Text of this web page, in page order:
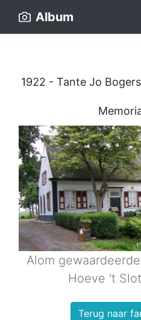
Album
1922 - Tante Jo
Alom
Hoeve 't
Terug naar